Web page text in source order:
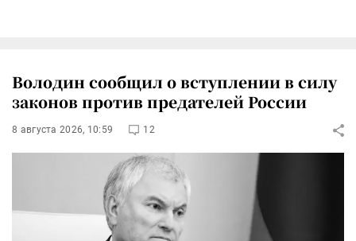
Володин сообщил о вступлении в силу
законов против предателей России
8 августа 2026, 10:59 12